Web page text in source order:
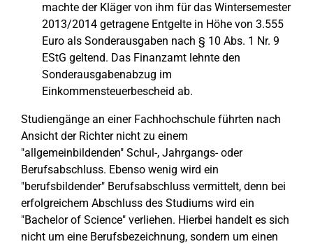
machte der Kläger von ihm für das Wintersemester
2013/2014 getragene Entgelte in Höhe von 3.555
Euro als Sonderausgaben nach § 10 Abs. 1 Nr. 9
EStG geltend. Das Finanzamt lehnte den
Sonderausgabenabzug im
Einkommensteuerbescheid ab.
Studiengänge an einer Fachhochschule führten nach
Ansicht der Richter nicht zu einem
"allgemeinbildenden" Schul-, Jahrgangs- oder
Berufsabschluss. Ebenso wenig wird ein
"berufsbildender" Berufsabschluss vermittelt, denn bei
erfolgreichem Abschluss des Studiums wird ein
"Bachelor of Science" verliehen. Hierbei handelt es sich
nicht um eine Berufsbezeichnung, sondern um einen